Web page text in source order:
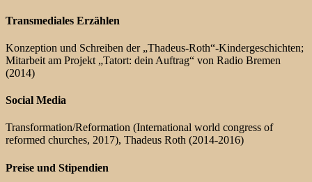
Transmediales Erzählen
Konzeption und Schreiben der „Thadeus-Roth“-Kindergeschichten;
Mitarbeit am Projekt „Tatort: dein Auftrag“ von Radio Bremen
(2014)
Social Media
Transformation/Reformation (International world congress of
reformed churches, 2017), Thadeus Roth (2014-2016)
Preise und Stipendien